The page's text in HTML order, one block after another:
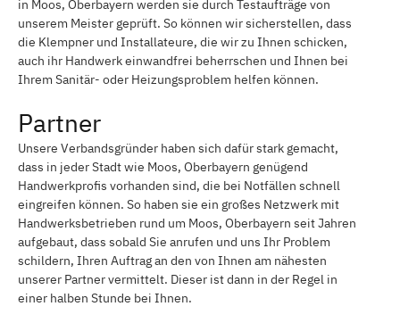
in Moos, Oberbayern werden sie durch Testaufträge von
unserem Meister geprüft. So können wir sicherstellen, dass
die Klempner und Installateure, die wir zu Ihnen schicken,
auch ihr Handwerk einwandfrei beherrschen und Ihnen bei
Ihrem Sanitär- oder Heizungsproblem helfen können.
Partner
Unsere Verbandsgründer haben sich dafür stark gemacht,
dass in jeder Stadt wie Moos, Oberbayern genügend
Handwerkprofis vorhanden sind, die bei Notfällen schnell
eingreifen können. So haben sie ein großes Netzwerk mit
Handwerksbetrieben rund um Moos, Oberbayern seit Jahren
aufgebaut, dass sobald Sie anrufen und uns Ihr Problem
schildern, Ihren Auftrag an den von Ihnen am nähesten
unserer Partner vermittelt. Dieser ist dann in der Regel in
einer halben Stunde bei Ihnen.